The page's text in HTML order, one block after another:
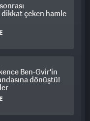
çeken hamle
Ben-Gvir'in
dönüştü!